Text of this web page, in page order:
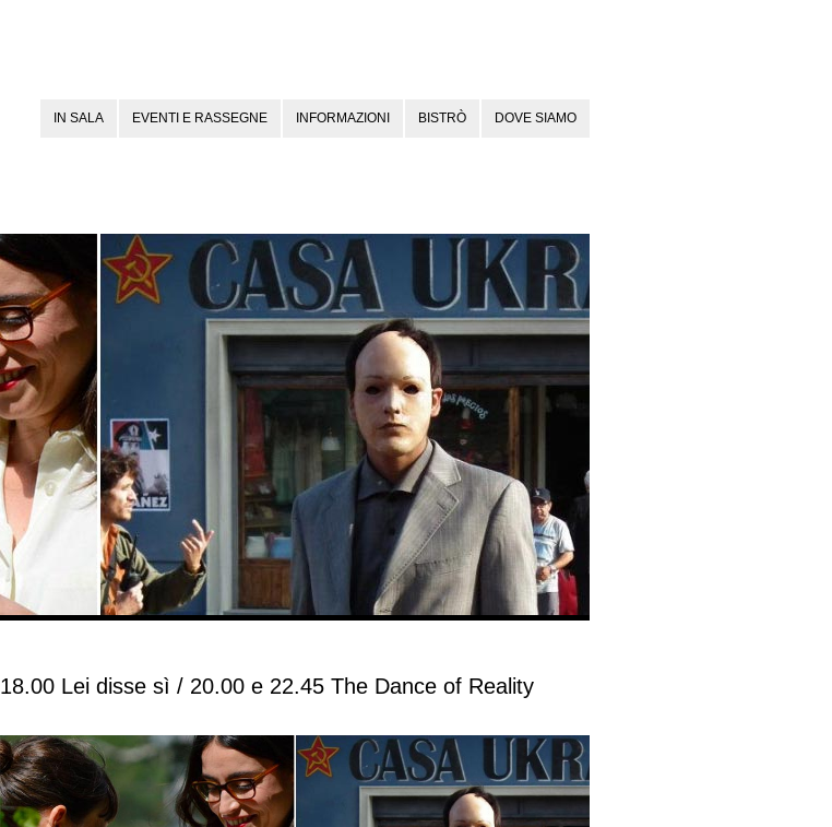
IN SALA EVENTI E RASSEGNE INFORMAZIONI BISTRÒ DOVE SIAMO
18.00 Lei disse sì / 20.00 e 22.45 The Dance of Reality